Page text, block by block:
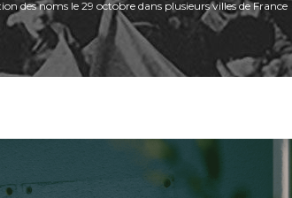
des noms le 29 octobre dans plusieurs villes de France